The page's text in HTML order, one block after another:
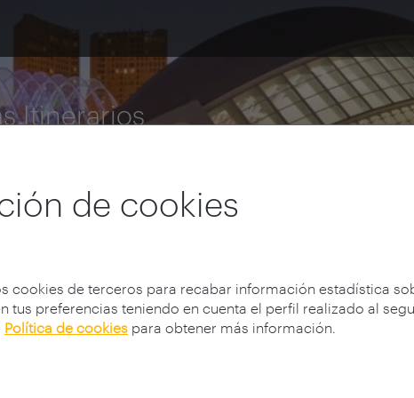
de cookies
cookies de terceros para recabar información estadística
tus preferencias teniendo en cuenta el perfil realizado al
Política de cookies para obtener más información.
Itinerarios